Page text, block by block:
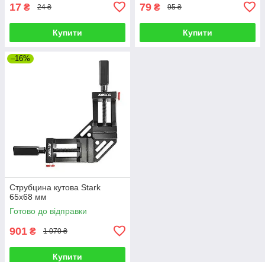
17 ₴ 24 ₴
Купити
79 ₴ 95 ₴
Купити
–16%
Струбцина кутова Stark
65x68 мм
Готово до відправки
901 ₴ 1 070 ₴
Купити